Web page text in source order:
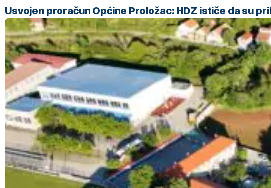
Usvojen proračun Općine Proložac: HDZ ističe da su